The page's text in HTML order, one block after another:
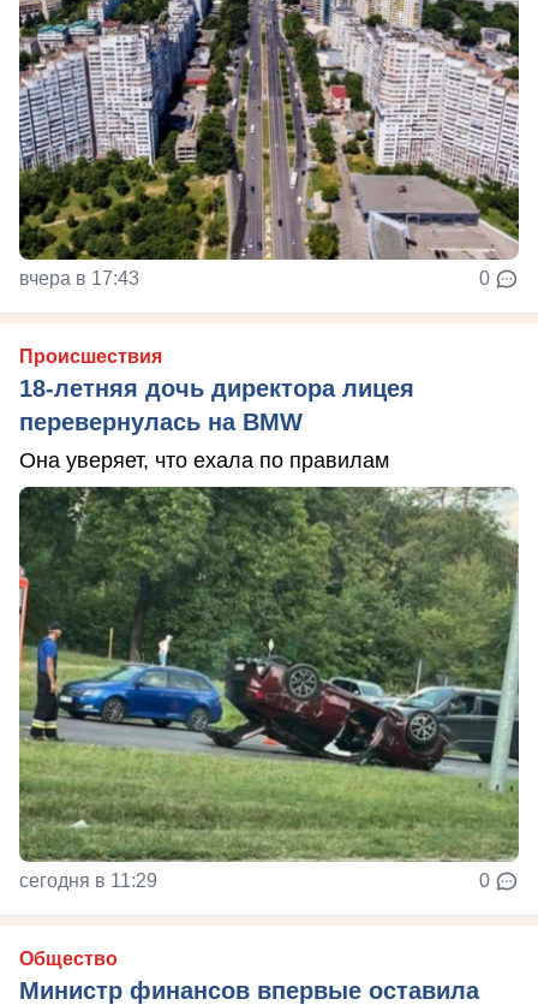
вчера в 17:43 0
Происшествия
18-летняя дочь директора лицея
перевернулась на BMW
Она уверяет, что ехала по правилам
сегодня в 11:29 0
Общество
Министр финансов впервые оставила